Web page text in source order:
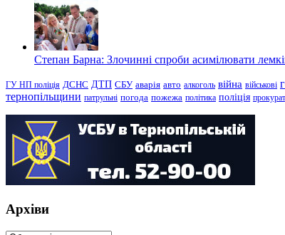
Степан Барна: Злочинні спроби асимілювати
ГУ НП поліція ДСНС ДТП СБУ аварія авто алкоголь війна військові
тернопільщини патрульні погода пожежа політика поліція
Архіви